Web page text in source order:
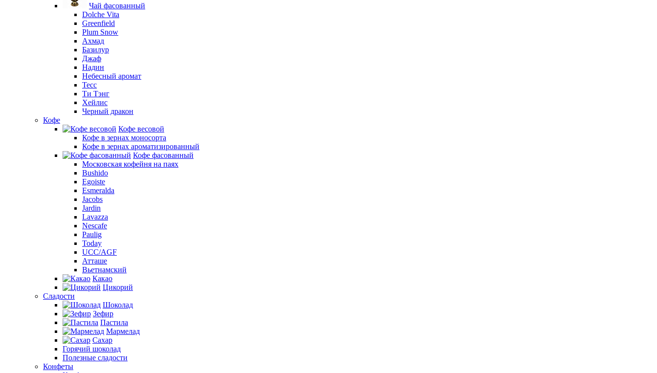
Чай фасованный
Dolche Vita
Greenfield
Plum Snow
Ахмад
Базилур
Джаф
Надин
Небесный аромат
Тесс
Ти Тэнг
Хейлис
Черный дракон
Кофе
Кофе весовой
Кофе в зернах моносорта
Кофе в зернах ароматизированный
Кофе фасованный
Московская кофейня на паях
Bushido
Egoiste
Esmeralda
Jacobs
Jardin
Lavazza
Nescafe
Paulig
Today
UCC/AGF
Атташе
Вьетнамский
Какао
Цикорий
Сладости
Шоколад
Зефир
Пастила
Мармелад
Сахар
Горячий шоколад
Полезные сладости
Конфеты